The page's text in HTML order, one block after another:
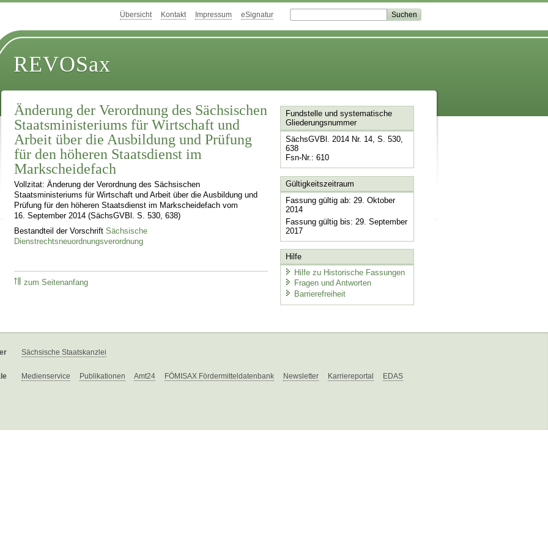
Übersicht Kontakt Impressum eSignatur
REVOSax
Änderung der Verordnung des Sächsischen
Staatsministeriums für Wirtschaft und
Arbeit über die Ausbildung und Prüfung
für den höheren Staatsdienst im
Markscheidefach
Vollzitat: Änderung der Verordnung des Sächsischen
Staatsministeriums für Wirtschaft und Arbeit über die Ausbildung und
Prüfung für den höheren Staatsdienst im Markscheidefach vom
16. September 2014 (SächsGVBl. S. 530, 638)
Bestandteil der VorschriftSächsische
Dienstrechtsneuordnungsverordnung
zum Seitenanfang
Fundstelle und systematische
Gliederungsnummer
SächsGVBl. 2014 Nr. 14, S. 530,
638
Fsn-Nr.: 610
Gültigkeitszeitraum
Fassung gültig ab: 29. Oktober
2014
Fassung gültig bis: 29. September
2017
Hilfe
Hilfe zu Historische Fassungen
Fragen und Antworten
Barrierefreiheit
Sächsische Staatskanzlei
Medienservice Publikationen Amt24 FÖMISAX Fördermitteldatenbank Newsletter Karriereportal EDAS